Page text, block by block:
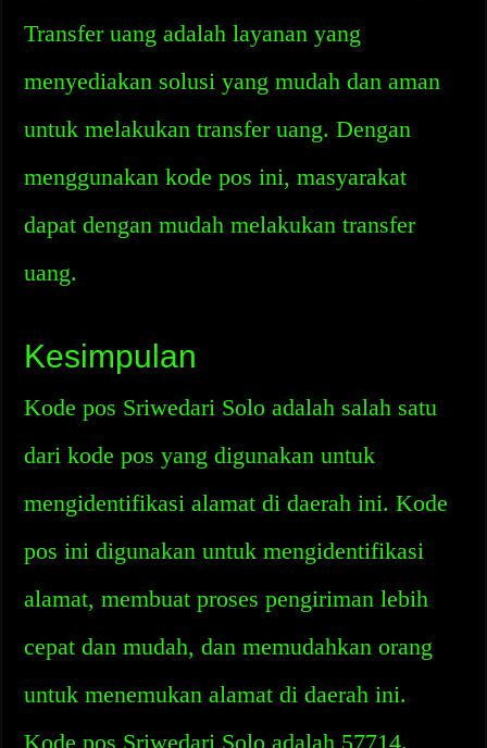
Transfer uang adalah layanan yang
menyediakan solusi yang mudah dan aman
untuk melakukan transfer uang. Dengan
menggunakan kode pos ini, masyarakat
dapat dengan mudah melakukan transfer
uang.
Kesimpulan
Kode pos Sriwedari Solo adalah salah satu
dari kode pos yang digunakan untuk
mengidentifikasi alamat di daerah ini. Kode
pos ini digunakan untuk mengidentifikasi
alamat, membuat proses pengiriman lebih
cepat dan mudah, dan memudahkan orang
untuk menemukan alamat di daerah ini.
Kode pos Sriwedari Solo adalah 57714.